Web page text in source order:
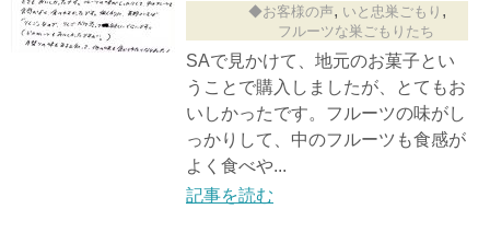
◆お客様の声, いと忠巣ごもり ,
フルーツな巣ごもりたち
SAで見かけて、地元のお菓子とい
うことで購入しましたが、とてもお
いしかったです。フルーツの味がし
っかりして、中のフルーツも食感が
よく食べや...
記事を読む